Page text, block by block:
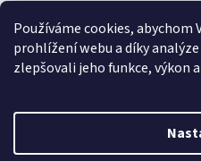
Používáme cookies,
prohlížení webu a díky
zlepšovali jeho funkce, výkon